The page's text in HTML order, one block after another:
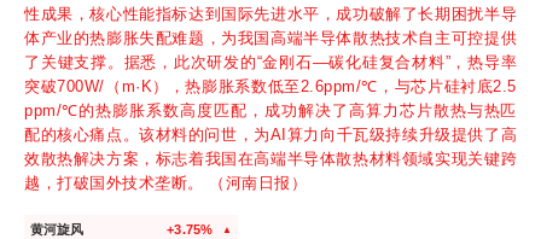
性成果，核心性能指标达到国际先进水平，成功破解了长期困扰半导
体产业的热膨胀失配难题，为我国高端半导体散热技术自主可控提供
了关键支撑。据悉，此次研发的“金刚石—碳化硅复合材料”，热导率
突破700W/（m·K），热膨胀系数低至2.6ppm/℃，与芯片硅衬底2.5
ppm/℃的热膨胀系数高度匹配，成功解决了高算力芯片散热与热匹
配的核心痛点。该材料的问世，为AI算力向千瓦级持续升级提供了高
效散热解决方案，标志着我国在高端半导体散热材料领域实现关键跨
越，打破国外技术垄断。 （河南日报）
黄河旋风 +3.75% ▲